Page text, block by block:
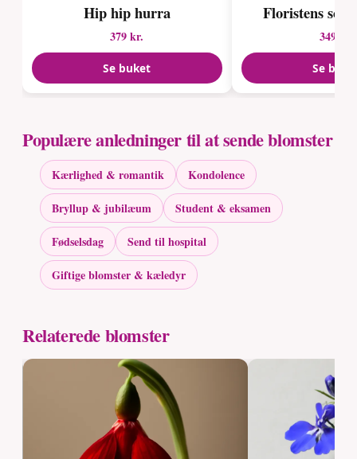
Hip hip hurra
379 kr.
Se buket
Floristens
349 kr.
Se
Populære anledninger til at sende blomster
Kærlighed & romantik
Kondolence
Bryllup & jubilæum
Student & eksamen
Fødselsdag
Send til hospital
Giftige blomster & kæledyr
Relaterede blomster